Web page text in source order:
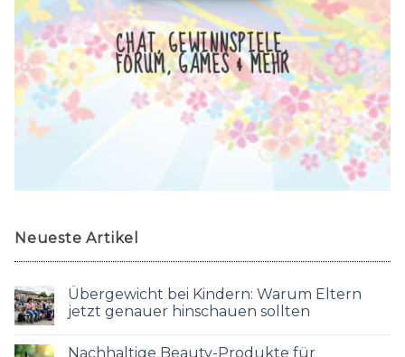
CHAT, GEWINNSPIELE,
FORUM, GAMES & MEHR
Neueste Artikel
Übergewicht bei Kindern: Warum Eltern
jetzt genauer hinschauen sollten
Nachhaltige Beauty-Produkte für